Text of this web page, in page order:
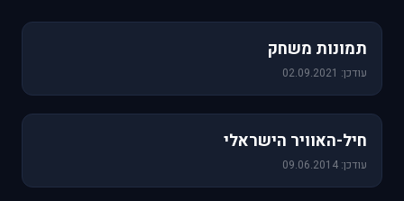
תמונות משחק
עודכן: 02.09.2021
חיל-האוויר הישראלי
עודכן: 09.06.2014